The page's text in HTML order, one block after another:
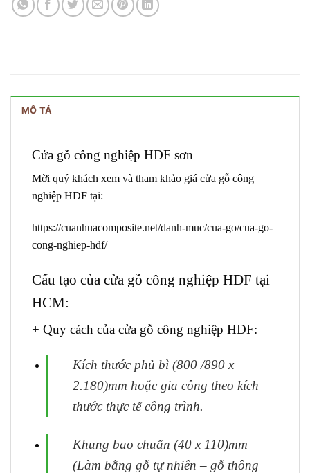
MÔ TẢ
Cửa gỗ công nghiệp HDF sơn
Mời quý khách xem và tham khảo giá cửa gỗ công
nghiệp HDF tại:
https://cuanhuacomposite.net/danh-muc/cua-go/cua-go-
cong-nghiep-hdf/
Cấu tạo của cửa gỗ công nghiệp HDF tại
HCM:
+ Quy cách của cửa gỗ công nghiệp HDF:
Kích thước phủ bì (800 /890 x
2.180)mm hoặc gia công theo kích
thước thực tếcông trình.
Khung bao chuẩn (40 x 110)mm
(Làm bằng gỗ tự nhiên – gỗ thông